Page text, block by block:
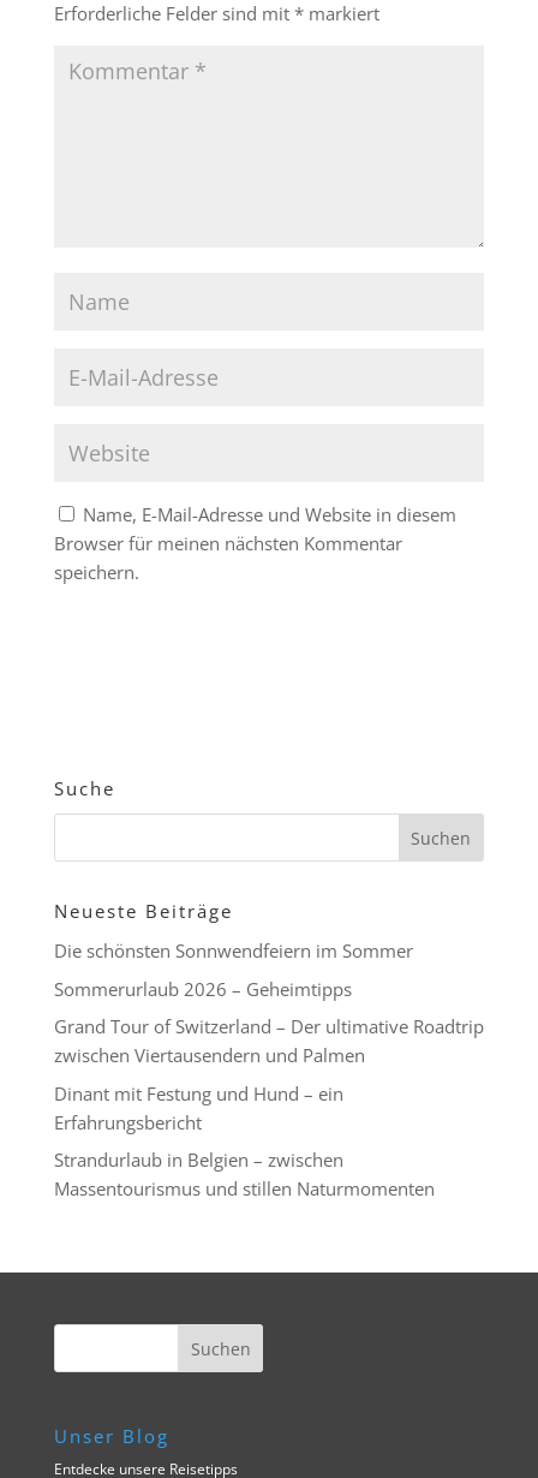
Erforderliche Felder sind mit *markiert
Name, E-Mail-Adresse und Website in diesem
Browser für meinen nächsten Kommentar
speichern.
Suche
Neueste Beiträge
Die schönsten Sonnwendfeiern im Sommer
Sommerurlaub 2026 – Geheimtipps
Grand Tour of Switzerland – Der ultimative Roadtrip
zwischen Viertausendern und Palmen
Dinant mit Festung und Hund – ein
Erfahrungsbericht
Strandurlaub in Belgien – zwischen
Massentourismus und stillen Naturmomenten
Unser Blog
Entdecke unsere Reisetipps